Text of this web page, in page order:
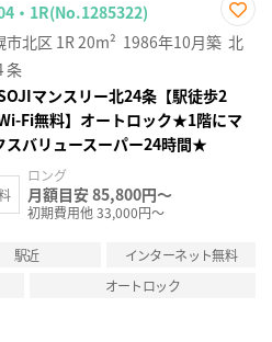
・1R(No.1285322)
お気
に入
市北区 1R20m² 1986年10月築 北
条
マンスリー北24条【駅徒歩2
Fi無料】オートロック★1階にマ
スバリュースーパー24時間★
ロング
月額目安 85,800円～
初期費用他 33,000円～
駅近
インターネット無料
オートロック